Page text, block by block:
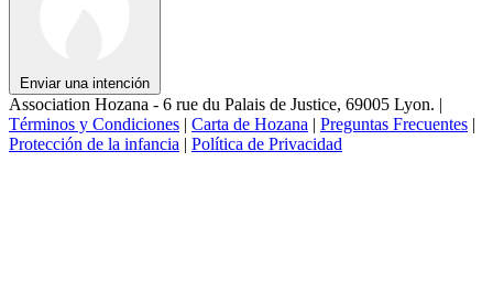
Enviar una intención
Association Hozana - 6 rue du Palais de Justice, 69005 Lyon. |
Términos y Condiciones | Carta de Hozana | Preguntas Frecuentes |
Protección de la infancia | Política de Privacidad